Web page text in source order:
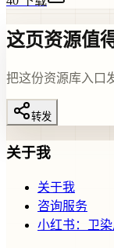
这页资源值
把这份资源库入口
转发
关于我
关于我
咨询服务
小红书：卫